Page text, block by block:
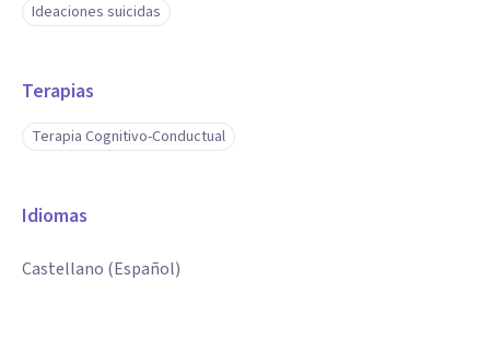
Ideaciones suicidas
Terapias
Terapia Cognitivo-Conductual
Idiomas
Castellano (Español)